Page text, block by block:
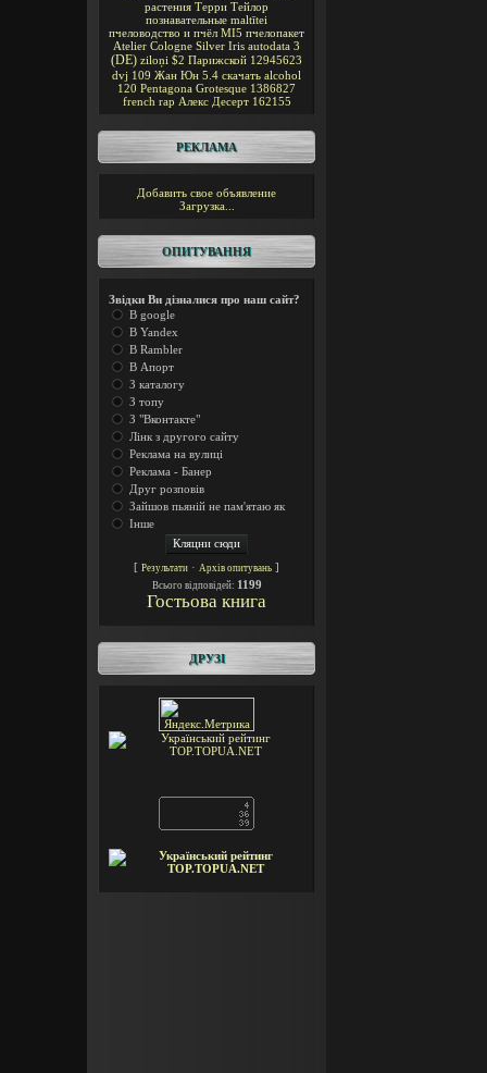
растения Терри Тейлор
познавательные maltītei
пчеловодство и пчёл MI5 пчелопакет
Atelier Cologne Silver Iris autodata 3
(DE) ziloņi $2 Парижской 12945623
dvj 109 Жан Юн 5.4 скачать alcohol
120 Pentagona Grotesque 1386827
french rap Алекс Десерт 162155
РЕКЛАМА
Добавить свое объявление
Загрузка...
ОПИТУВАННЯ
Звідки Ви дізналися про наш сайт?
В google
В Yandex
В Rambler
В Апорт
З каталогу
З топу
З "Вконтакте"
Лінк з другого сайту
Реклама на вулиці
Реклама - Банер
Друг розповів
Зайшов пьяній не пам'ятаю як
Інше
[ Результати · Архів опитувань ]
Всього відповідей: 1199
Гостьова книга
ДРУЗІ